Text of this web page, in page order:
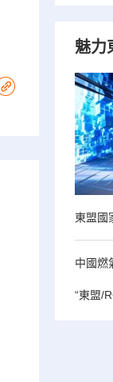
魅力
東盟國
中國燃
“東盟/